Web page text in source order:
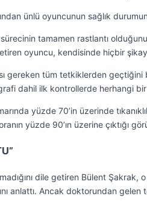
ünlü oyuncunun sağlık
tamamen rastlantı
oyuncu, kendisinde hiçbir
gereken tüm tetkiklerden
dahil ilk kontrollerde herhangi
yüzde 70’in üzerinde
yüzde 90’ın üzerine çıktığı
dile getiren Bülent Şakrak,
anlattı. Ancak doktorundan